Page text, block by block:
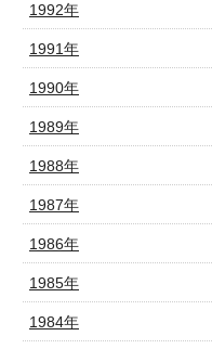
1992年
1991年
1990年
1989年
1988年
1987年
1986年
1985年
1984年